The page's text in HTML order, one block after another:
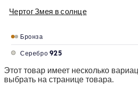
Чертог Змея в солнце
Бронза
Серебро 925
Этот товар имеет несколько
выбрать на странице товара.